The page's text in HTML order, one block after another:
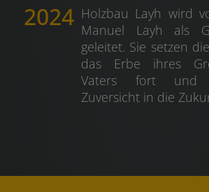
2024 Holzbau Layh wird
Manuel Layh als
geleitet. Sie setzen
das Erbe ihres
Vaters fort und
Zuversicht in die